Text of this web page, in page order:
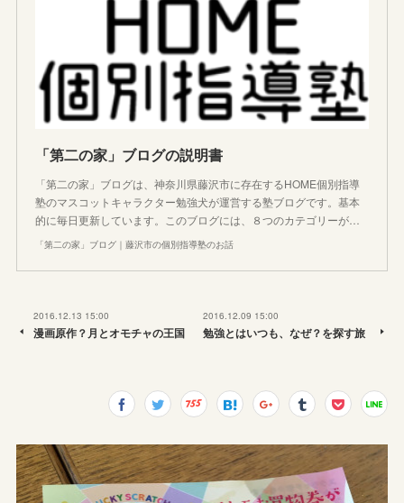
「第二の家」ブログの説明書
「第二の家」ブログは、神奈川県藤沢市に存在するHOME個別指導
塾のマスコットキャラクター勉強犬が運営する塾ブログです。基本
的に毎日更新しています。このブログには、８つのカテゴリーが…
「第二の家」ブログ｜藤沢市の個別指導塾のお話
2016.12.13 15:00
漫画原作？月とオモチャの王国
2016.12.09 15:00
勉強とはいつも、なぜ？を探す旅